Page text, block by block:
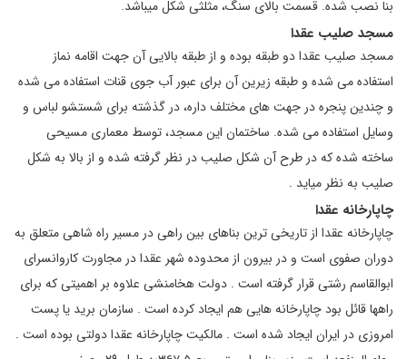
بنا نصب شده. قسمت بالای سنگ، مثلثی شکل میباشد.
مسجد صلیب عقدا
مسجد صلیب عقدا دو طبقه بوده و از طبقه بالایی آن جهت اقامه نماز
استفاده می شده و طبقه زیرین آن برای عبور آب جوی قنات استفاده می شده
و چندین پنجره در جهت های مختلف داره، در گذشته برای شستشو لباس و
وسایل استفاده می شده. ساختمان این مسجد، توسط معماری مسیحی
ساخته شده که در طرح آن شکل صلیب در نظر گرفته شده و از بالا به شکل
صلیب به نظر میاید .
چاپارخانه عقدا
چاپارخانه عقدا از تاریخی ترین بناهای بین راهی در مسیر راه شاهی متعلق به
دوران صفوی است و در بیرون از محدوده شهر عقدا در مجاورت کاروانسرای
ابوالقاسم رشتی قرار گرفته است . دولت هخامنشی علاوه بر اهمیتی که برای
راهها قائل بود چاپارخانه هایی هم ایجاد کرده است . سازمان برید یا پست
امروزی در ایران ایجاد شده است . مالکیت چاپارخانه عقدا دولتی بوده است .